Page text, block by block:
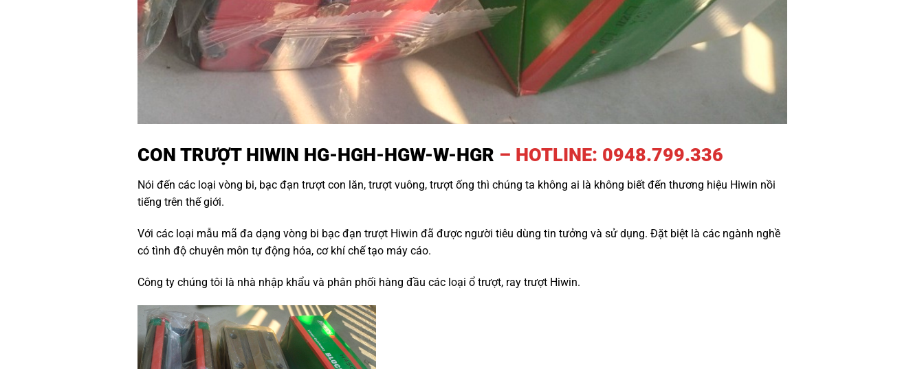
CON TRƯỢT HIWIN HG-HGH-HGW-W-HGR – HOTLINE: 0948.799.336
Nói đến các loại vòng bi, bạc đạn trượt con lăn, trượt vuông, trượt ống thì chúng ta không ai là không biết đến thương hiệu Hiwin nồi
tiếng trên thế giới.
Với các loại mẫu mã đa dạng vòng bi bạc đạn trượt Hiwin đã được người tiêu dùng tin tưởng và sử dụng. Đặt biệt là các ngành nghề
có tình độ chuyên môn tự động hóa, cơ khí chế tạo máy cáo.
Công ty chúng tôi là nhà nhập khẩu và phân phối hàng đầu các loại ổ trượt, ray trượt Hiwin.